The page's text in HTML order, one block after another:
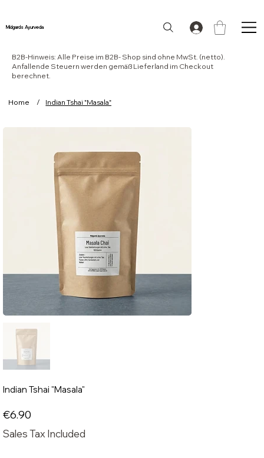
Midgards Ayurveda
Home / Indian Tshai "Masala"
Indian Tshai "Masala"
Price
€6.90
Sales Tax Included
B2B-Hinweis: Alle Preise im B2B- Shop sind ohne MwSt. (netto).
Anfallende Steuern werden gemäß Lieferland im Checkout
berechnet.